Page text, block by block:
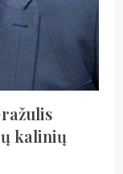
kalinių